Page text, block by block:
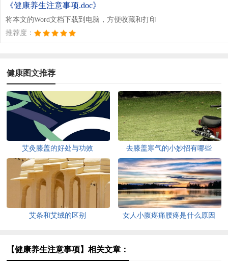
《健康养生注意事项.doc》
将本文的Word文档下载到电脑，方便收藏和打印
推荐度：
健康图文推荐
艾灸膝盖的好处与功效 去膝盖寒气的小妙招有哪些
艾条和艾绒的区别 女人小腹疼痛腰疼是什么原因
【健康养生注意事项】相关文章：